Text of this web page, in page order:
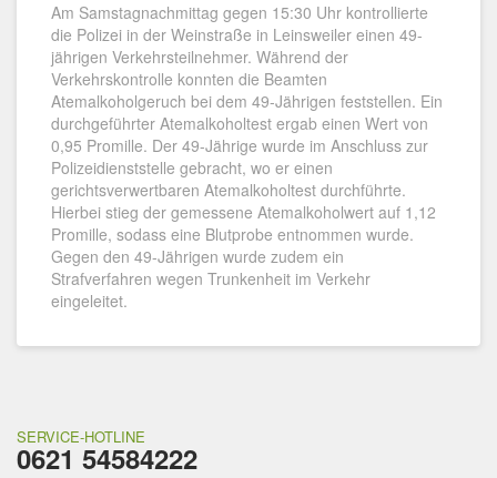
Am Samstagnachmittag gegen 15:30 Uhr kontrollierte
die Polizei in der Weinstraße in Leinsweiler einen 49-
jährigen Verkehrsteilnehmer. Während der
Verkehrskontrolle konnten die Beamten
Atemalkoholgeruch bei dem 49-Jährigen feststellen. Ein
durchgeführter Atemalkoholtest ergab einen Wert von
0,95 Promille. Der 49-Jährige wurde im Anschluss zur
Polizeidienststelle gebracht, wo er einen
gerichtsverwertbaren Atemalkoholtest durchführte.
Hierbei stieg der gemessene Atemalkoholwert auf 1,12
Promille, sodass eine Blutprobe entnommen wurde.
Gegen den 49-Jährigen wurde zudem ein
Strafverfahren wegen Trunkenheit im Verkehr
eingeleitet.
SERVICE-HOTLINE
0621 54584222